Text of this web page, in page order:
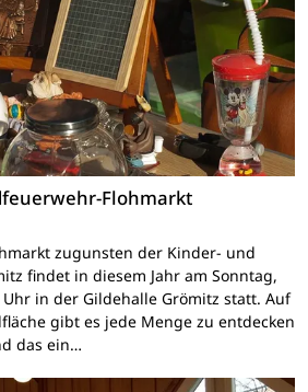
Flohmarkt
zugunsten der Kinder- und
findet in diesem Jahr am Sonntag,
in der Gildehalle Grömitz statt. Auf
gibt es jede Menge zu entdecken
das ein…